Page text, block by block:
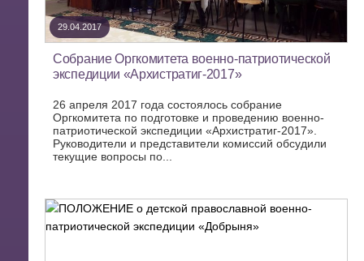
29.04.2017
Собрание Оргкомитета военно-патриотической
экспедиции «Архистратиг-2017»
26 апреля 2017 года состоялось собрание
Оргкомитета по подготовке и проведению военно-
патриотической экспедиции «Архистратиг-2017».
Руководители и представители комиссий обсудили
текущие вопросы по...